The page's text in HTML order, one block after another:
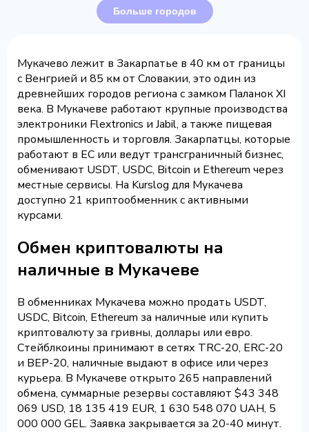
Больше городов
Мукачево лежит в Закарпатье в 40 км от границы
с Венгрией и 85 км от Словакии, это один из
древнейших городов региона с замком Паланок XI
века. В Мукачеве работают крупные производства
электроники Flextronics и Jabil, а также пищевая
промышленность и торговля. Закарпатцы, которые
работают в ЕС или ведут трансграничный бизнес,
обменивают USDT, USDC, Bitcoin и Ethereum через
местные сервисы. На Kurslog для Мукачева
доступно 21 криптообменник с активными
курсами.
Обмен криптовалюты на
наличные в Мукачеве
В обменниках Мукачева можно продать USDT,
USDC, Bitcoin, Ethereum за наличные или купить
криптовалюту за гривны, доллары или евро.
Стейблкоины принимают в сетях TRC-20, ERC-20
и BEP-20, наличные выдают в офисе или через
курьера. В Мукачеве открыто 265 направлений
обмена, суммарные резервы составляют $43 348
069 USD, 18 135 419 EUR, 1 630 548 070 UAH, 5
000 000 GEL. Заявка закрывается за 20-40 минут.